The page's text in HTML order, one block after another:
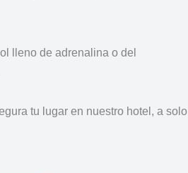
lleno de adrenalina o del
tu lugar en nuestro hotel, a solo